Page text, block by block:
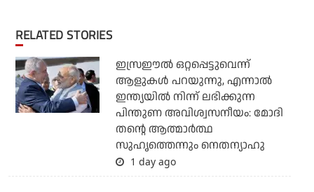
RELATED STORIES
ഇസ്രഈല്‍ ഒറ്റപ്പെട്ടുവെന്ന്
ആളുകള്‍ പറയുന്നു, എന്നാല്‍
ഇന്ത്യയില്‍ നിന്ന് ലഭിക്കുന്ന
പിന്തുണ അവിശ്വസനീയം: മോദി
തന്റെ ആത്മാര്‍ത്ഥ
സുഹൃത്തെന്നും നെതന്യാഹു
1 day ago